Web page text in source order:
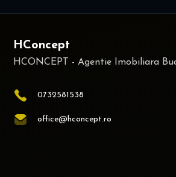
HConcept
0732581538
office@hconcept.ro